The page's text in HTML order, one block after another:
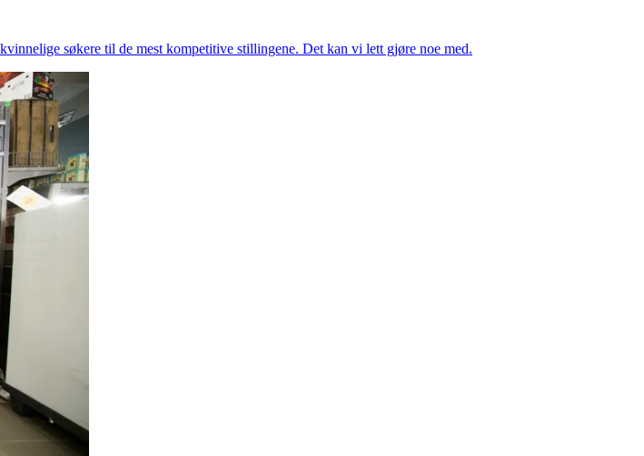
søkere til de mest kompetitive stillingene. Det kan vi lett gjøre noe med.